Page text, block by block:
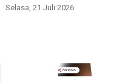
Selasa, 21 Juli 2026